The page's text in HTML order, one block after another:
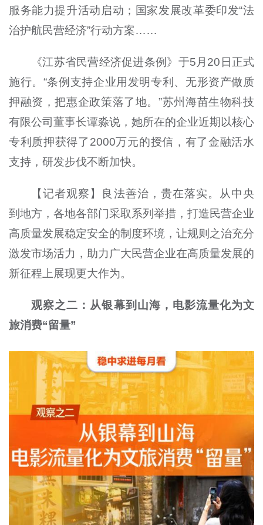
服务能力提升活动启动；国家发展改革委印发“法
治护航民营经济”行动方案……
《江苏省民营经济促进条例》于5月20日正式
施行。“条例支持企业用发明专利、无形资产做质
押融资，把惠企政策落了地。”苏州海苗生物科技
有限公司董事长谭淼说，她所在的企业近期以核心
专利质押获得了2000万元的授信，有了金融活水
支持，研发步伐不断加快。
【记者观察】良法善治，贵在落实。从中央
到地方，各地各部门采取系列举措，打造民营企业
高质量发展稳定安全的制度环境，让规则之治充分
激发市场活力，助力广大民营企业在高质量发展的
新征程上展现更大作为。
观察之二：从银幕到山海，电影流量化为文
旅消费“留量”